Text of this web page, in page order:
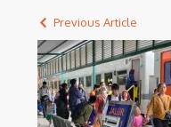
Previous Article